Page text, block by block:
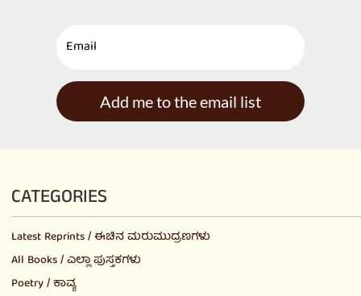
Add me to the email list
CATEGORIES
Latest Reprints / ಈಚಿನ ಮರುಮುದ್ರಣಗಳು
All Books / ಎಲ್ಲಾ ಪುಸ್ತಕಗಳು
Poetry / ಕಾವ್ಯ